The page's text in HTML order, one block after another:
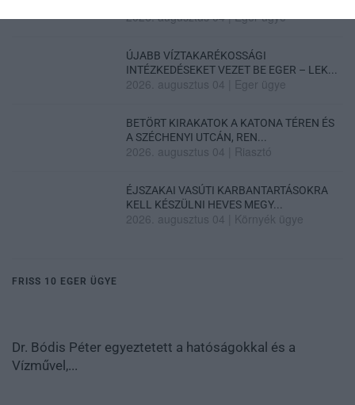
2026. augusztus 04|Eger ügye
ÚJABB VÍZTAKARÉKOSSÁGI
INTÉZKEDÉSEKET VEZET BE EGER – LEK...
2026. augusztus 04 Eger ügye
BETÖRT KIRAKATOK A KATONA TÉREN ÉS
A SZÉCHENYI UTCÁN, REN...
2026. augusztus 04 Riasztó
ÉJSZAKAI VASÚTI KARBANTARTÁSOKRA
KELL KÉSZÜLNI HEVES MEGY...
2026. augusztus 04 Környék ügye
FRISS 10 EGER ÜGYE
Dr. Bódis Péter egyeztetett a hatóságokkal és a
Vízművel,...